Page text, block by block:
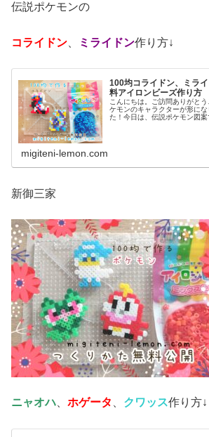
伝説ポケモンの
コライドン ミライドン作り方↓
100均コライドン、ミラ
料アイロンビーズ作り方
こんにちは。ご訪問ありがと
ケモンのキャラクターが形にな
た！今日は、伝説ポケモン図案
migiteni-lemon.com
新御三家
ニャオハ ホゲータ クワッス作り方↓